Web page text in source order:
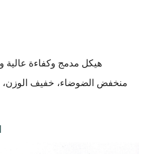
هيكل مدمج وكفاءة عالية
منخفض الضوضاء، خفيف